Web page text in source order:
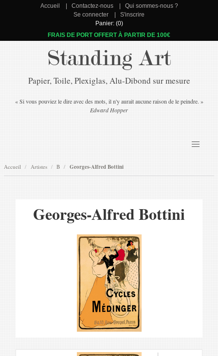
Accueil Contactez-nous
Qui sommes-nous ?
Se connecter
S'inscrire
Panier: (0)
FRAIS DE PORT OFFERT À PARTIR DE 100€
Standing Art
Papier, Toile, Plexiglas, Alu-Dibond sur mesure
« Si vous pouviez le dire avec des mots, il n'y aurait aucune raison de le peindre. »
Edward Hopper
Accueil Artistes B Georges-Alfred Bottini
Georges-Alfred Bottini